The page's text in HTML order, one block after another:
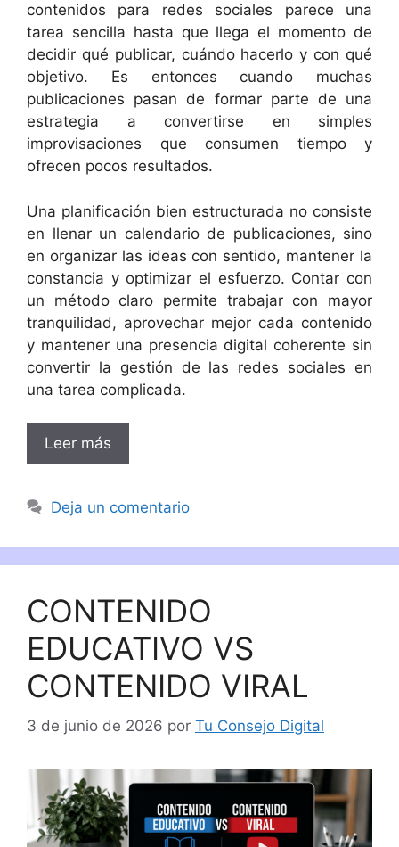
contenidos para redes sociales parece una
tarea sencilla hasta que llega el momento de
decidir qué publicar, cuándo hacerlo y con qué
objetivo. Es entonces cuando muchas
publicaciones pasan de formar parte de una
estrategia a convertirse en simples
improvisaciones que consumen tiempo y
ofrecen pocos resultados.
Una planificación bien estructurada no consiste
en llenar un calendario de publicaciones, sino
en organizar las ideas con sentido, mantener la
constancia y optimizar el esfuerzo. Contar con
un método claro permite trabajar con mayor
tranquilidad, aprovechar mejor cada contenido
y mantener una presencia digital coherente sin
convertir la gestión de las redes sociales en
una tarea complicada.
Leer más
Deja un comentario
CONTENIDO
EDUCATIVO VS
CONTENIDO VIRAL
3 de junio de 2026 por Tu Consejo Digital